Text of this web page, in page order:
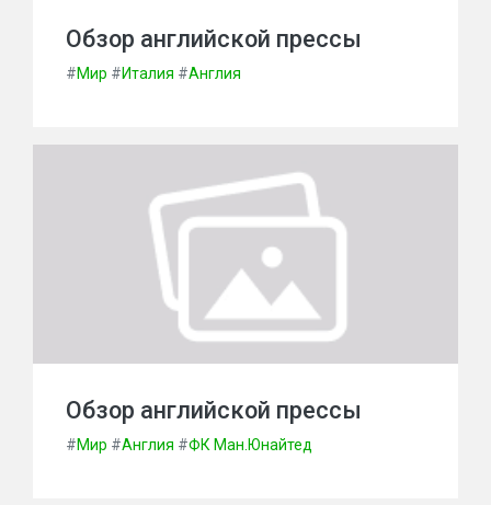
Обзор английской прессы
#Мир #Италия #Англия
Обзор английской прессы
#Мир #Англия #ФК Ман.Юнайтед